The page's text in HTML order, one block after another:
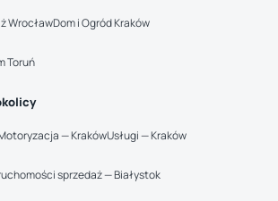
WrocławDom i Ogród Kraków
Toruń
— KrakówUsługi — Kraków
sprzedaż — Białystok